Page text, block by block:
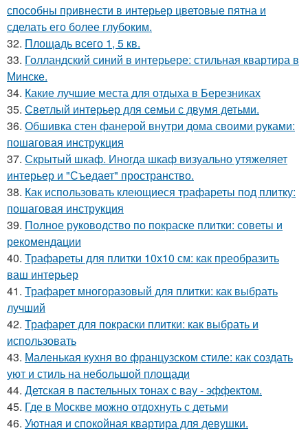
способны привнести в интерьер цветовые пятна и
сделать его более глубоким.
32. Площадь всего 1, 5 кв.
33. Голландский синий в интерьере: стильная квартира в
Минске.
34. Какие лучшие места для отдыха в Березниках
35. Светлый интерьер для семьи с двумя детьми.
36. Обшивка стен фанерой внутри дома своими руками:
пошаговая инструкция
37. Скрытый шкаф. Иногда шкаф визуально утяжеляет
интерьер и "Съедает" пространство.
38. Как использовать клеющиеся трафареты под плитку:
пошаговая инструкция
39. Полное руководство по покраске плитки: советы и
рекомендации
40. Трафареты для плитки 10х10 см: как преобразить
ваш интерьер
41. Трафарет многоразовый для плитки: как выбрать
лучший
42. Трафарет для покраски плитки: как выбрать и
использовать
43. Маленькая кухня во французском стиле: как создать
уют и стиль на небольшой площади
44. Детская в пастельных тонах с вау - эффектом.
45. Где в Москве можно отдохнуть с детьми
46. Уютная и спокойная квартира для девушки.